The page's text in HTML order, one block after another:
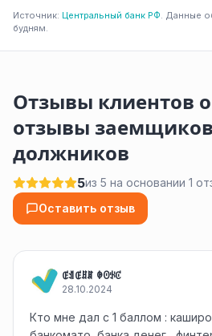
Источник: Центральный банк РФ. Данные
будням.
Отзывы клиентов
отзывы
должников
5из 5 на основании 1
Оставить отзыв
ꂅꀊꂅꍬꁲ ꂈꏿꂪꊐ
28.10.2024
Кто мне дал с 1 баллом : каширо